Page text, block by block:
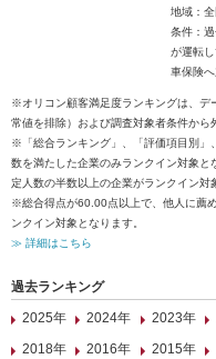
地域：全
条件：
が運転
車保険
※オリコン顧客満足度ランキングは、デ
常値を排除）および調査対象者条件から
※「総合ランキング」、「評価項目別」
数を満たした企業のみランクイン対象
定人数の半数以上の企業がランクイン対
※総合得点が60.00点以上で、他人に薦
ンクイン対象となります。
≫ 詳細はこちら
過去ランキング
2025年
2024年 2023年
2018年
2016年 2015年